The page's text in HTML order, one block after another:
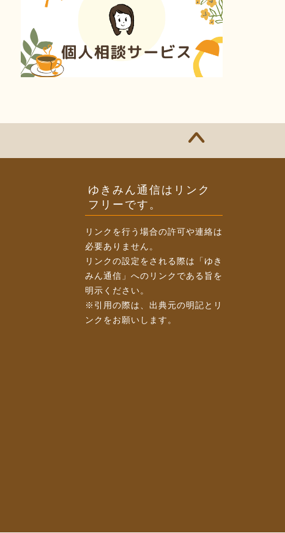
ゆきみん通信はリンク
フリーです。
リンクを行う場合の許可や連絡は
必要ありません。
リンクの設定をされる際は「ゆき
みん通信」へのリンクである旨を
明示ください。
※引用の際は、出典元の明記とリ
ンクをお願いします。